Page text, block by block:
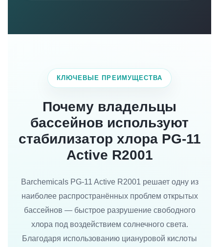
КЛЮЧЕВЫЕ ПРЕИМУЩЕСТВА
Почему владельцы
бассейнов используют
стабилизатор хлора PG-11
Active R2001
Barchemicals PG-11 Active R2001 решает одну из
наиболее распространённых проблем открытых
бассейнов — быстрое разрушение свободного
хлора под воздействием солнечного света.
Благодаря использованию циануровой кислоты